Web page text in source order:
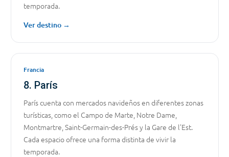
temporada.
Ver destino →
Francia
8. París
París cuenta con mercados navideños en diferentes zonas
turísticas, como el Campo de Marte, Notre Dame,
Montmartre, Saint-Germain-des-Prés y la Gare de l’Est.
Cada espacio ofrece una forma distinta de vivir la
temporada.